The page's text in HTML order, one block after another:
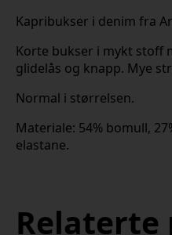
Kapribukser i denim fra
Korte bukser i mykt stoff
glidelås og knapp. Mye
Normal i størrelsen.
Materiale: 54% bomull,
elastane.